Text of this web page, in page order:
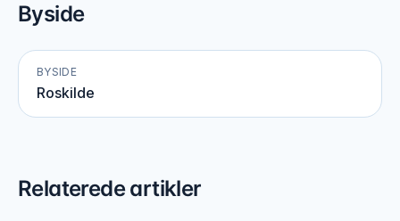
Byside
BYSIDE
Roskilde
Relaterede artikler